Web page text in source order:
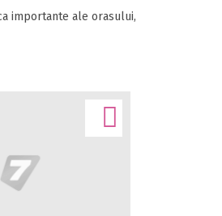
importante ale orasului,